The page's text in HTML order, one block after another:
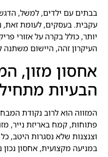
בבתים עם ילדים, למשל,
עקבית. בעסקים, לעומת
יותר, כולל בקרה על אזורי
העיקרון זהה, היישום משתנה
אחסון מזון,
הבעיות
המזווה הוא לרוב נקודת
פתוחות, קמח באריזת נייר,
וצנצנות שלא נסגרות היטב,
במניעה מקצועית, אחסון